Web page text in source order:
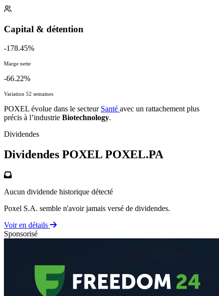
Capital & détention
-178.45%
Marge nette
-66.22%
Variation 52 semaines
POXEL évolue dans le secteur Santé avec un rattachement plus
précis à l’industrie Biotechnology.
Dividendes
Dividendes POXEL POXEL.PA
Aucun dividende historique détecté
Poxel S.A. semble n'avoir jamais versé de dividendes.
Voir en détails
Sponsorisé